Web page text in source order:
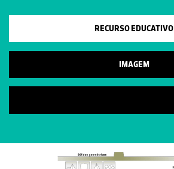
RECURSO EDUCATIVO
IMAGEM